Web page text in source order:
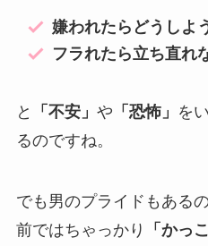
嫌われたらどうしよ
フラれたら立ち直れ
と 「不安」 や 「恐怖」 を
るのですね。
でも男のプライドもある
前ではちゃっかり
「かっ